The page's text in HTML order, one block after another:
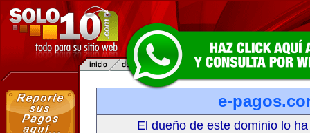
e-
El dueño de este dominio lo